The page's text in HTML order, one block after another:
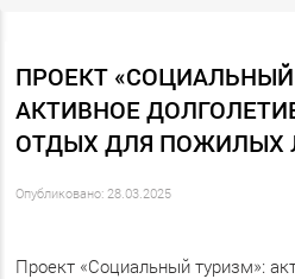
ПРОЕКТ
АКТИВНОЕ
ОТДЫХ ДЛЯ ПОЖИЛЫХ
Опубликовано: 28.03.2025
Проект «Социальный туризм»: